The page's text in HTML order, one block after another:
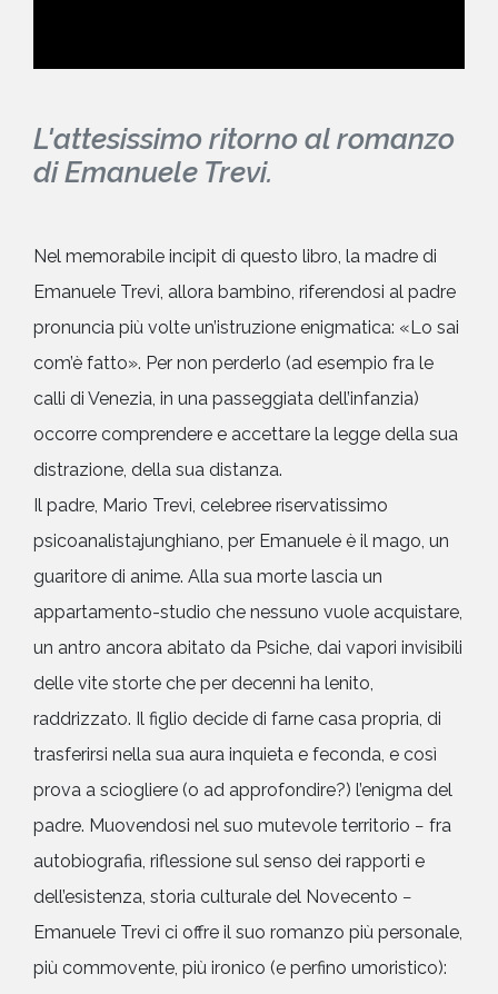
L'attesissimo ritorno al romanzo
di Emanuele Trevi.
Nel memorabile incipit di questo libro, la madre di
Emanuele Trevi, allora bambino, riferendosi al padre
pronuncia più volte un’istruzione enigmatica: «Lo sai
com’è fatto». Per non perderlo (ad esempio fra le
calli di Venezia, in una passeggiata dell’infanzia)
occorre comprendere e accettare la legge della sua
distrazione, della sua distanza.
Il padre, Mario Trevi, celebree riservatissimo
psicoanalistajunghiano, per Emanuele è il mago, un
guaritore di anime. Alla sua morte lascia un
appartamento-studio che nessuno vuole acquistare,
un antro ancora abitato da Psiche, dai vapori invisibili
delle vite storte che per decenni ha lenito,
raddrizzato. Il figlio decide di farne casa propria, di
trasferirsi nella sua aura inquieta e feconda, e così
prova a sciogliere (o ad approfondire?) l’enigma del
padre. Muovendosi nel suo mutevole territorio − fra
autobiografia, riflessione sul senso dei rapporti e
dell’esistenza, storia culturale del Novecento −
Emanuele Trevi ci offre il suo romanzo più personale,
più commovente, più ironico (e perfino umoristico):